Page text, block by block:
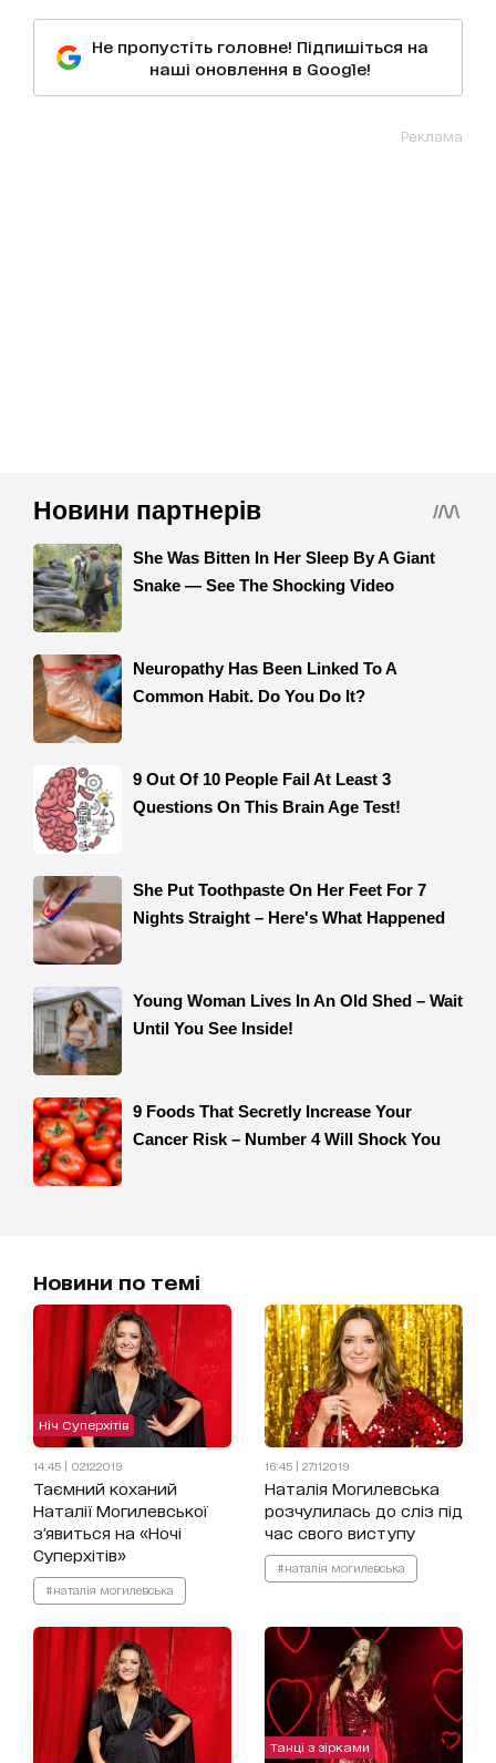
Не пропустіть головне! Підпишіться на
наші оновлення в Google!
Реклама
Новини по темі
Ніч Суперхітів
14:45 | 02.12.2019
Таємний коханий
Наталії Могилевської
з'явиться на «Ночі
Суперхітів»
#наталія могилевська
16:45 | 27.11.2019
Наталія Могилевська
розчулилась до сліз під
час свого виступу
#наталія могилевська
Танці з зірками